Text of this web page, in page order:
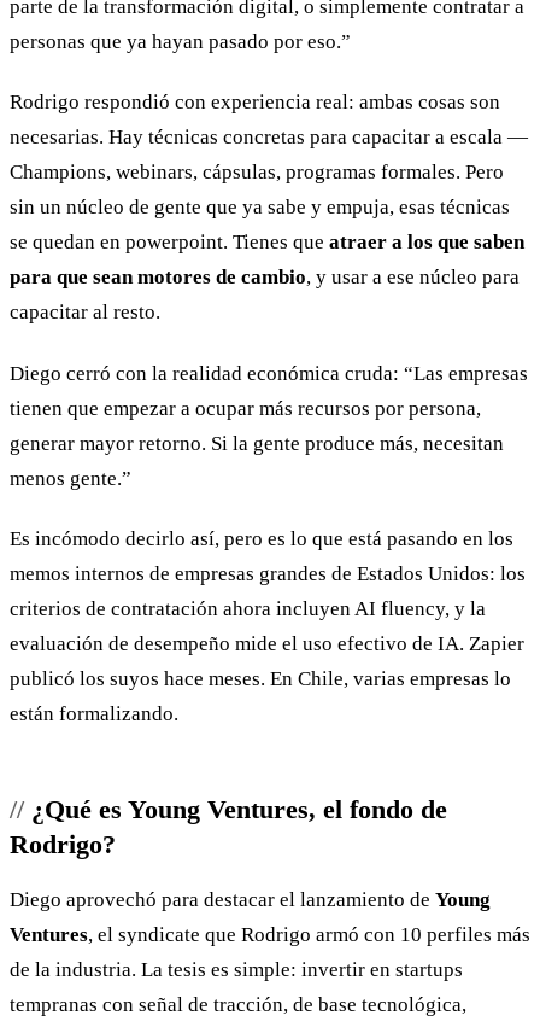
parte de la transformación digital, o simplemente contratar a
personas que ya hayan pasado por eso.”
Rodrigo respondió con experiencia real: ambas cosas son
necesarias. Hay técnicas concretas para capacitar a escala —
Champions, webinars, cápsulas, programas formales. Pero
sin un núcleo de gente que ya sabe y empuja, esas técnicas
se quedan en powerpoint. Tienes que atraer a los que saben
para que sean motores de cambio, y usar a ese núcleo para
capacitar al resto.
Diego cerró con la realidad económica cruda: “Las empresas
tienen que empezar a ocupar más recursos por persona,
generar mayor retorno. Si la gente produce más, necesitan
menos gente.”
Es incómodo decirlo así, pero es lo que está pasando en los
memos internos de empresas grandes de Estados Unidos: los
criterios de contratación ahora incluyen AI fluency, y la
evaluación de desempeño mide el uso efectivo de IA. Zapier
publicó los suyos hace meses. En Chile, varias empresas lo
están formalizando.
¿Qué es Young Ventures, el fondo de
Rodrigo?
Diego aprovechó para destacar el lanzamiento de Young
Ventures, el syndicate que Rodrigo armó con 10 perfiles más
de la industria. La tesis es simple: invertir en startups
tempranas con señal de tracción, de base tecnológica,